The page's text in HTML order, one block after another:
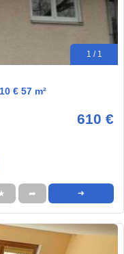
1 / 1
€ 57 m²
610 €
➦ ➜